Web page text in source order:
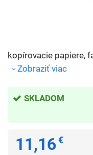
kopírovacie papiere,
Zobraziť viac
SKLADOM
11,16€